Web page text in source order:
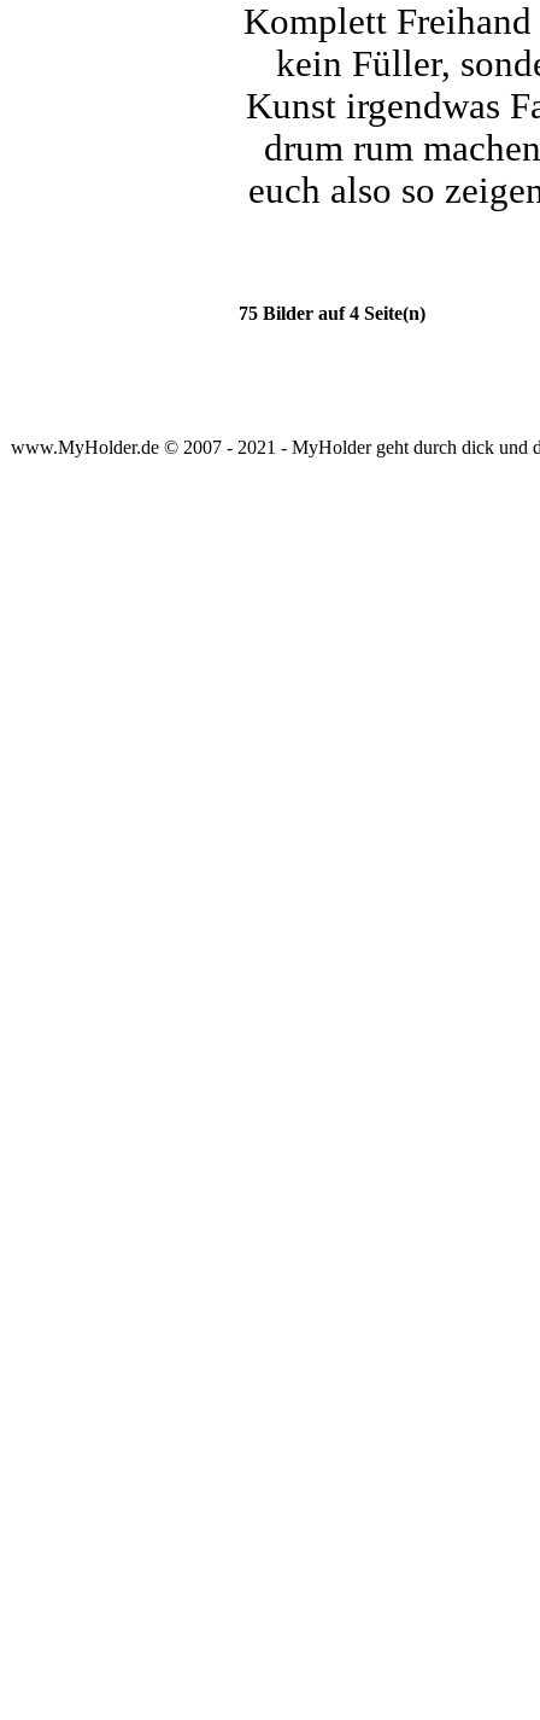
Komplett
kein Füller,
Kunst irgendwas
drum rum
euch also so
75 Bilder auf 4 Seite(n)
www.MyHolder.de © 2007 - 2021 - MyHolder geht durch dick und